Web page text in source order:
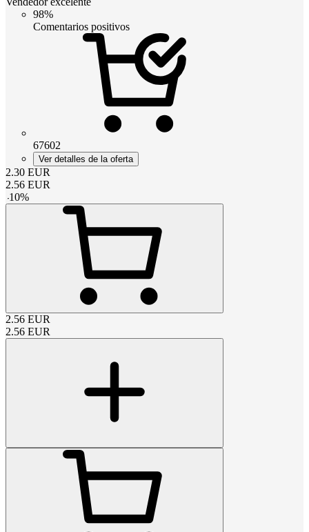
98%
Comentarios positivos
67602
Ver detalles de la oferta
2.30 EUR
2.56 EUR
-10%
2.56 EUR
2.56 EUR